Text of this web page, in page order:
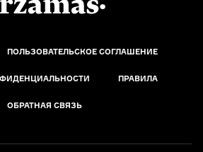
ПОЛЬЗОВАТЕЛЬСКОЕ СОГЛАШЕНИЕ
ПРАВИЛА
ОБРАТНАЯ СВЯЗЬ